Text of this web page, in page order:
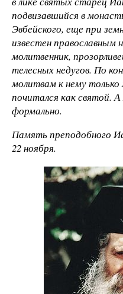
подвизавшийся в
Эвбейского, еще при
известен православным
молитвенник,
телесных недугов. По
молитвам к нему
почитался как святой.
формально.
Память преподобного
22 ноября.